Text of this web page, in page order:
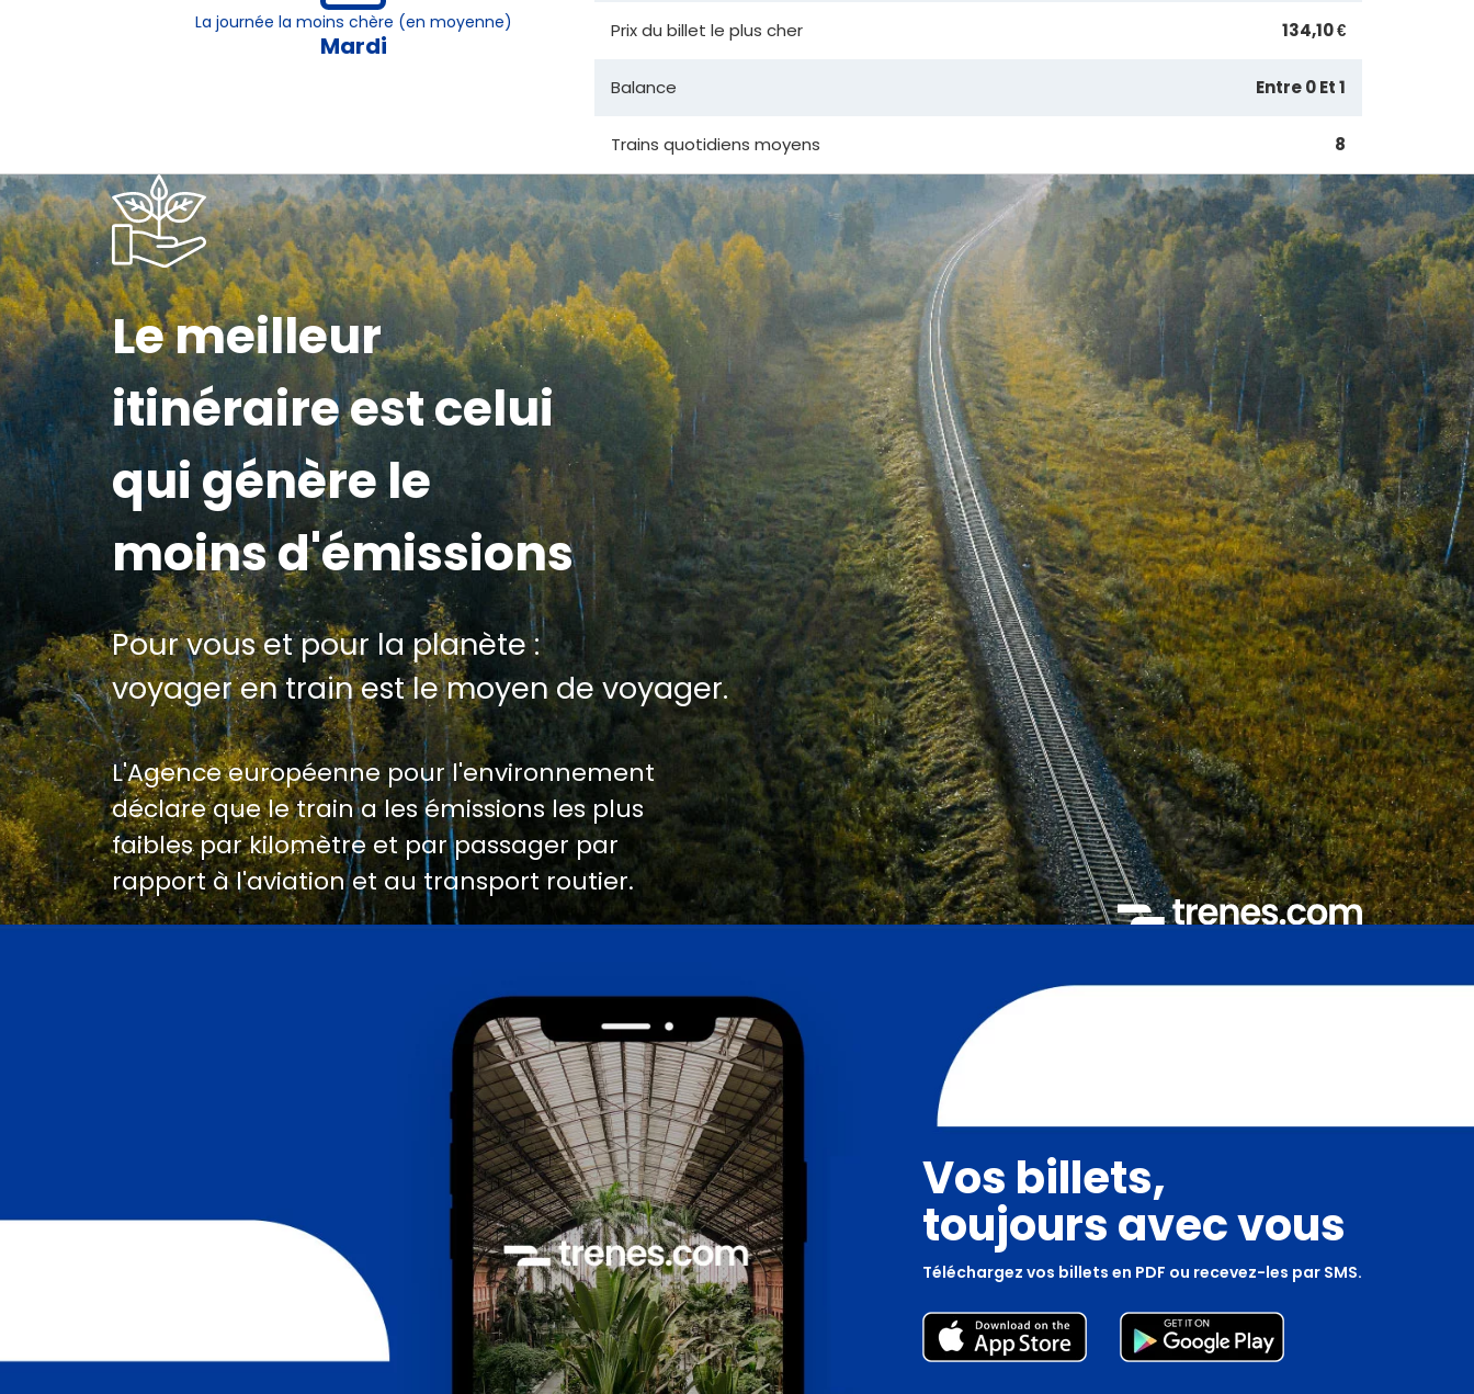
La journée la moins chère (en moyenne)
Mardi
Prix du billet le plus cher 134,10 €
Balance Entre 0 Et 1
Trains quotidiens moyens 8
Le meilleur
itinéraire est celui
qui génère le
moins d'émissions
Pour vous et pour la planète :
voyager en train est le moyen de voyager.
L'Agence européenne pour l'environnement
déclare que le train a les émissions les plus
faibles par kilomètre et par passager par
rapport à l'aviation et au transport routier.
Vos billets,
toujours avec vous
Téléchargez vos billets en PDF ou recevez-les par SMS.